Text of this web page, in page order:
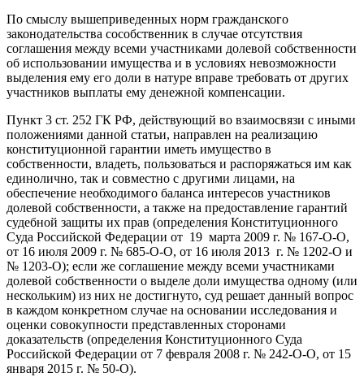
По смыслу вышеприведенных норм гражданского
законодательства сособственник в случае отсутствия
соглашения между всеми участниками долевой собственности
об использовании имущества и в условиях невозможности
выделения ему его доли в натуре вправе требовать от других
участников выплаты ему денежной компенсации.
Пункт 3 ст. 252 ГК РФ, действующий во взаимосвязи с иными
положениями данной статьи, направлен на реализацию
конституционной гарантии иметь имущество в
собственности, владеть, пользоваться и распоряжаться им как
единолично, так и совместно с другими лицами, на
обеспечение необходимого баланса интересов участников
долевой собственности, а также на предоставление гарантий
судебной защиты их прав (определения Конституционного
Суда Российской Федерации от 19 марта 2009 г. № 167-О-О,
от 16 июля 2009 г. № 685-О-О, от 16 июля 2013 г. № 1202-О и
№ 1203-О); если же соглашение между всеми участниками
долевой собственности о выделе доли имущества одному (или
нескольким) из них не достигнуто, суд решает данный вопрос
в каждом конкретном случае на основании исследования и
оценки совокупности представленных сторонами
доказательств (определения Конституционного Суда
Российской Федерации от 7 февраля 2008 г. № 242-О-О, от 15
января 2015 г. № 50-О).